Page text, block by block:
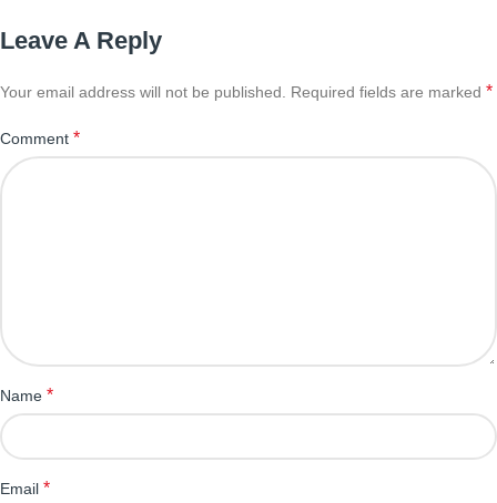
Leave A Reply
Your email address will not be published. Required fields are marked *
Comment *
Name *
Email *